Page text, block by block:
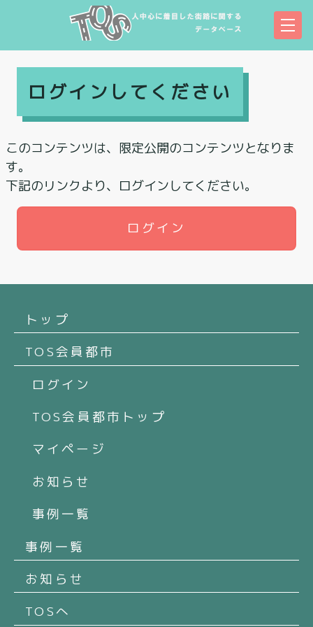
ログインしてください
このコンテンツは、限定公開のコンテンツとなりま
す。
下記のリンクより、ログインしてください。
ログイン
トップ
TOS会員都市
ログイン
TOS会員都市トップ
マイページ
お知らせ
事例一覧
事例一覧
お知らせ
TOSへ